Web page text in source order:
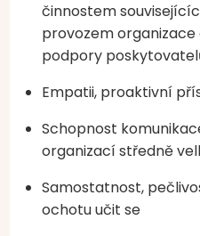
činnostem
provozem
podpory
Empatii, proaktivní
Schopnost
organizací středně
Samostatnost,
ochotu učit se